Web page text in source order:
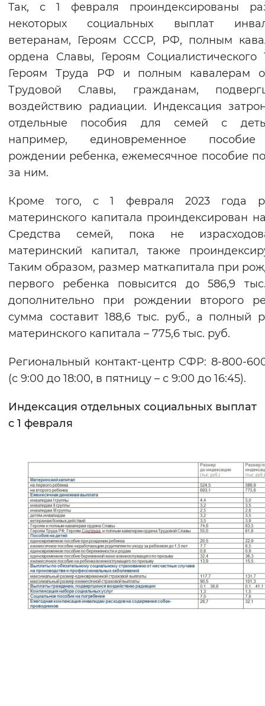
Изображения
Включены Выключены
Звуковой ассистент
Воспроизвести Остановить
Вернуть стандартные настройки
Так, с 1 февраля проиндексированы
некоторых социальных выплат
ветеранам, Героям СССР, РФ, полным
ордена Славы, Героям Социалистического
Героям Труда РФ и полным кавалерам
Трудовой Славы, гражданам,
воздействию радиации. Индексация
отдельные пособия для семей с
например, единовременное
рождении ребенка, ежемесячное пособие
за ним.
Кроме того, с 1 февраля 2023 года
материнского капитала проиндексирован на
Средства семей, пока не
материнский капитал, также
Таким образом, размер маткапитала при
первого ребенка повысится до 586,9
дополнительно при рождении второго
сумма составит 188,6 тыс. руб., а полный
материнского капитала – 775,6 тыс. руб.
Региональный контакт-центр СФР: 8-800-
(с 9:00 до 18:00, в пятницу – с 9:00 до 16:45).
Индексация отдельных социальных выплат
с 1 февраля